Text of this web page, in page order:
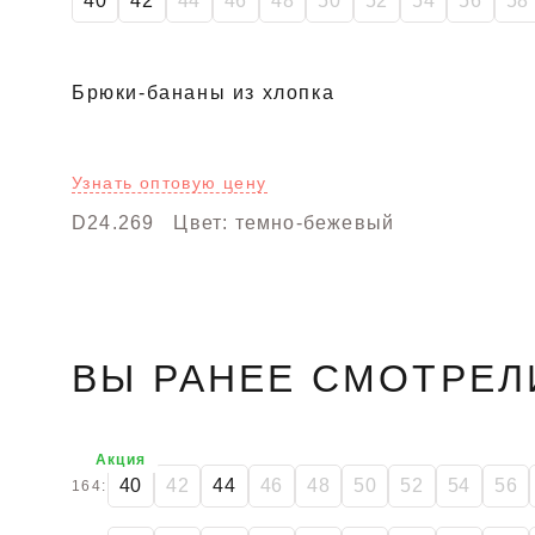
Брюки-бананы из хлопка
Узнать оптовую цену
D24.269 Цвет: темно-бежевый
ВЫ РАНЕЕ
164: 40 42 44 46 48 50 52 54 56
Акция